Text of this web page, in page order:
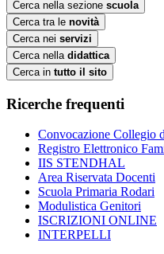
Cerca nella sezione scuola
Cerca tra le novità
Cerca nei servizi
Cerca nella didattica
Cerca in tutto il sito
Ricerche frequenti
Convocazione Collegio
Registro Elettronico
IIS STENDHAL
Area Riservata Docenti
Scuola Primaria Rodari
Modulistica Genitori
ISCRIZIONI ONLINE
INTERPELLI